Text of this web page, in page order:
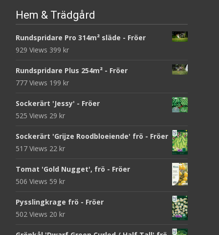
Hem & Trädgård
Rundspridare Pro 314m² släde - Fröer
929 Views 399 kr
Rundspridare Plus 254m² - Fröer
777 Views 199 kr
Sockerärt 'Jessy' - Fröer
525 Views 29 kr
Sockerärt 'Grijze Roodbloeiende' frö - Fröer
517 Views 22 kr
Tomat 'Gold Nugget', frö - Fröer
506 Views 59 kr
Pysslingkrage frö - Fröer
502 Views 20 kr